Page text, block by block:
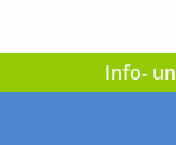
Info-